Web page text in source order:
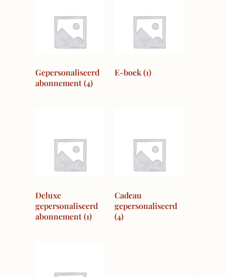
Gepersonaliseerd
abonnement(4)
E-boek(1)
Deluxe
gepersonaliseerd
abonnement(1)
Cadeau
gepersonaliseerd
(4)